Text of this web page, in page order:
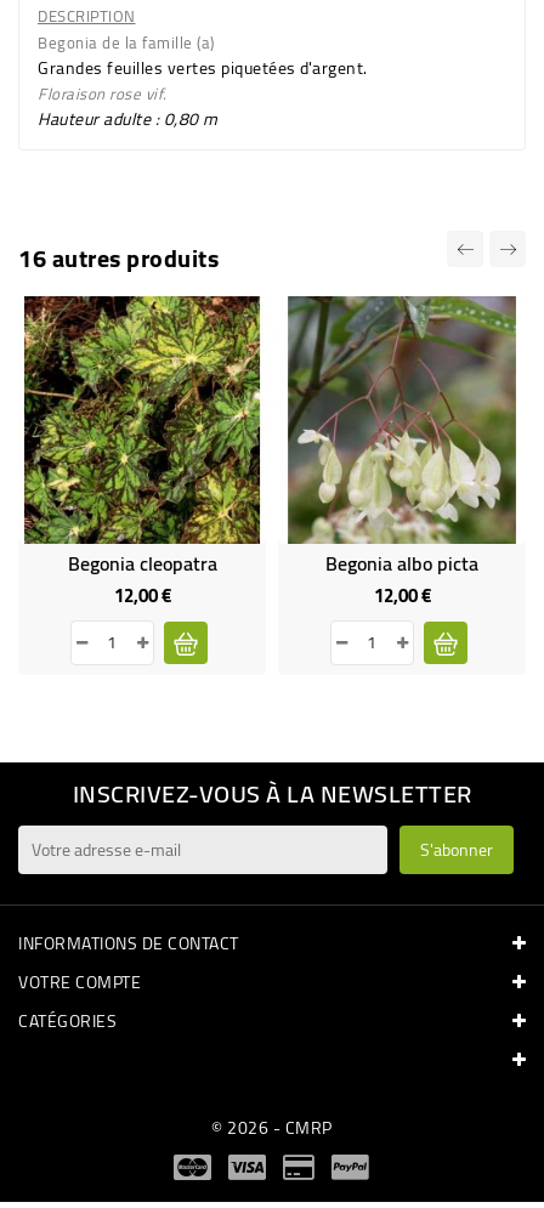
DESCRIPTION
Begonia de la famille (a)
Grandes feuillesvertes piquetées d'argent.
Floraisonrose vif.
Hauteur adulte : 0,80 m
16 autres produits
Begonia cleopatra
12,00 €Prix
Begonia albo picta
12,00 €Prix
INSCRIVEZ-VOUS À LA NEWSLETTER
INFORMATIONS DE CONTACT
VOTRE COMPTE
CATÉGORIES
© 2026 - CMRP